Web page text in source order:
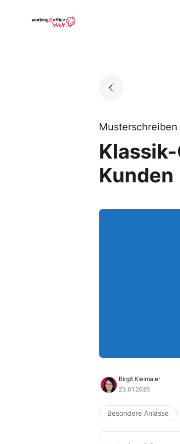
Go to landing page.
Musterschreiben
Kunden
Birgit Kleimaier
23.01.2025
Besondere Anlässe